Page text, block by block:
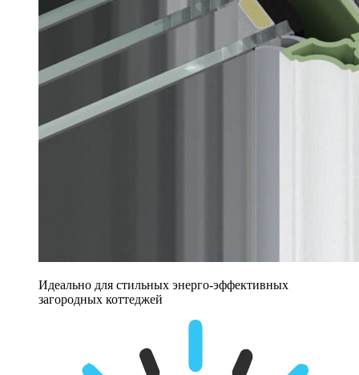
Идеально для стильных энерго-эффективных
загородных коттеджей